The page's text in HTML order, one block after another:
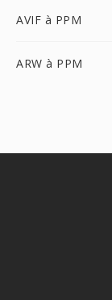
AVIF à PPM
ARW à PPM